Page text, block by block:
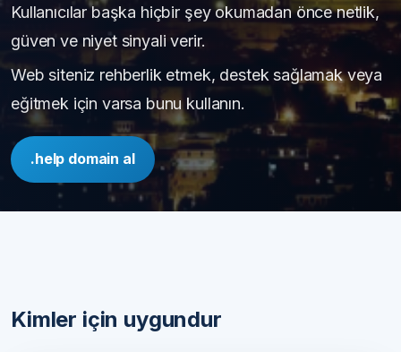
Kullanıcılar başka hiçbir şey okumadan önce netlik,
güven ve niyet sinyali verir.
Web siteniz rehberlik etmek, destek sağlamak veya
eğitmek için varsa bunu kullanın.
.help domain al
Kimler için uygundur